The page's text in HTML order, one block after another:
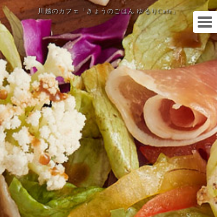
川越のカフェ「きょうのごはん ゆるりCafe」